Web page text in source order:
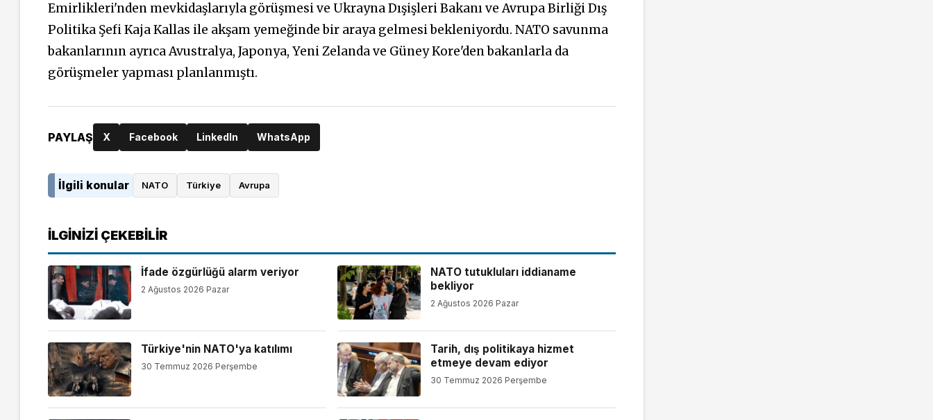
Emirlikleri'nden mevkidaşlarıyla görüşmesi ve Ukrayna Dışişleri Bakanı ve Avrupa Birliği Dış
Politika Şefi Kaja Kallas ile akşam yemeğinde bir araya gelmesi bekleniyordu. NATO savunma
bakanlarının ayrıca Avustralya, Japonya, Yeni Zelanda ve Güney Kore'den bakanlarla da
görüşmeler yapması planlanmıştı.
PAYLAŞ X Facebook LinkedIn WhatsApp
İlgili konular NATO Türkiye Avrupa
İLGINIZI ÇEKEBILIR
İfade özgürlüğü alarm veriyor
2 Ağustos 2026 Pazar
NATO tutukluları iddianame
bekliyor
2 Ağustos 2026 Pazar
Türkiye'nin NATO'ya katılımı
30 Temmuz 2026 Perşembe
Tarih, dış politikaya hizmet
etmeye devam ediyor
30 Temmuz 2026 Perşembe